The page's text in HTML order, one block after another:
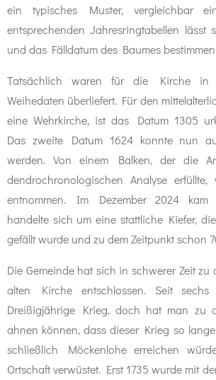
ein typisches Muster, vergleichbar
entsprechenden Jahresringtabellen lässt
und das Fälldatum des Baumes
Tatsächlich waren für die Kirche in
Weihedaten überliefert. Für den
eine Wehrkirche, ist das Datum 1305
Das zweite Datum 1624 konnte nun
werden. Von einem Balken, der die
dendrochronologischen Analyse
entnommen. Im Dezember 2024
handelte sich um eine stattliche Kiefer,
gefällt wurde und zu dem Zeitpunkt schon
Die Gemeinde hat sich in schwerer Zeit
alten Kirche entschlossen. Seit
Dreißigjährige Krieg, doch hat man zu
ahnen können, dass dieser Krieg so
schließlich Möckenlohe erreichen
Ortschaft verwüstet. Erst 1735 wurde mit